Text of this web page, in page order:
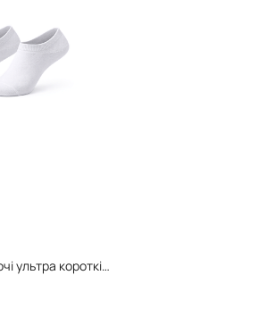
0020 White, Жіночі ультра короткі шкарпетки